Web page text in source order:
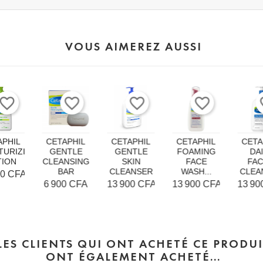
VOUS AIMEREZ AUSSI
CFA
favorite_border
CETAPHIL
GENTLE
CLEANSING
BAR
Prix
6 900 CFA
favorite_border
CETAPHIL
GENTLE
SKIN
CLEANSER
Prix
13 900 CFA
favorite_border
CETAPHIL
FOAMING
FACE
WASH...
Prix
13 900 CFA
favorite_border
Prix
13
CLIENTS QUI ONT ACHETÉ CE
ONT ÉGALEMENT ACHETÉ...